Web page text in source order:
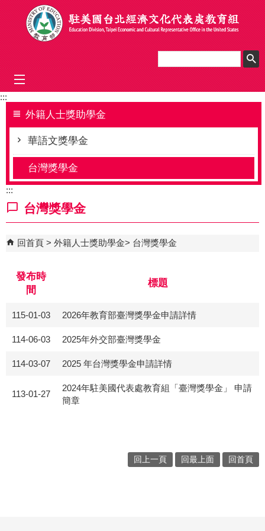
跳到主要內容區塊
mobile_menu
:::
外籍人士獎助學金
華語文獎學金
台灣獎學金
:::
台灣獎學金
回首頁 外籍人士獎助學金 台灣獎學金
發布時
間
標題
115-01-03 2026年教育部臺灣獎學金申請詳情
114-06-03 2025年外交部臺灣獎學金
114-03-07 2025 年台灣獎學金申請詳情
113-01-27
2024年駐美國代表處教育組「臺灣獎學金」 申請
簡章
回上一頁 回最上面 回首頁